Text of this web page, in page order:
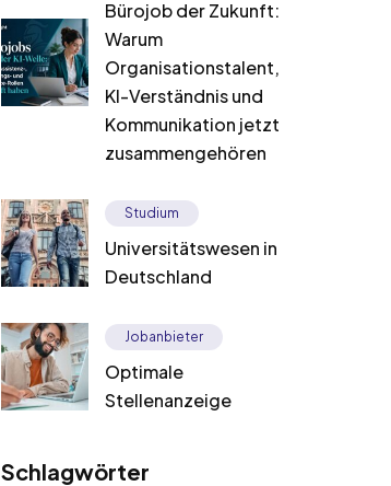
Bürojob der Zukunft:
Warum
Organisationstalent,
KI-Verständnis und
Kommunikation jetzt
zusammengehören
Studium
Universitätswesen in
Deutschland
Jobanbieter
Optimale
Stellenanzeige
Schlagwörter